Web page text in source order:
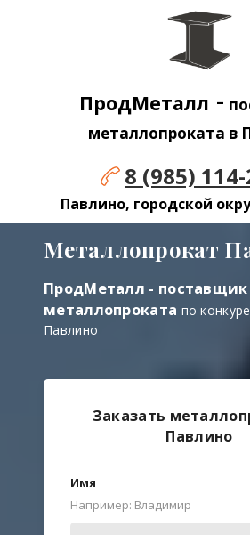
ПродМеталл -
металлопроката в
8 (985)
Павлино, городской
Металлопрокат
ПродМеталл - поставщик
металлопроката по
Павлино
Заказать
Павлино
Имя
Например: Владимир